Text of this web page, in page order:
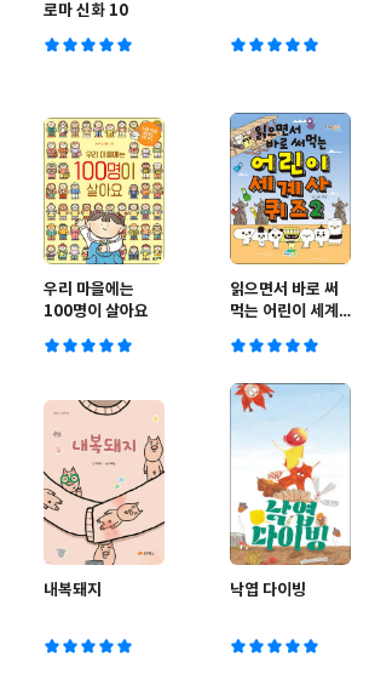
로마 신화 10
우리 마을에는
100명이 살아요
읽으면서 바로 써
먹는 어린이 세계
내복돼지 낙엽 다이빙